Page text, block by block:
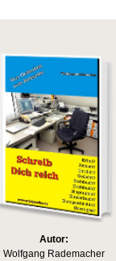
Autor:
Wolfgang Rademacher